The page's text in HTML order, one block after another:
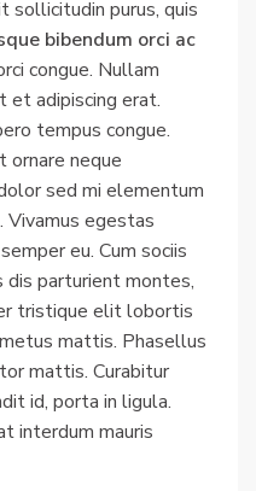
sollicitudin purus, quis
bibendum orci ac
congue. Nullam
et adipiscing erat.
tempus congue.
ornare neque
sed mi elementum
egestas
eu. Cum sociis
dis parturient montes,
tristique elit lobortis
mattis. Phasellus
mattis. Curabitur
id, porta in ligula.
interdum mauris